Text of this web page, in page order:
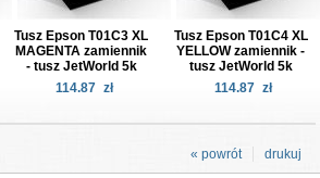
Tusz Epson T01C3 XL
MAGENTA zamiennik
- tusz JetWorld 5k
114.87 zł
Tusz Epson T01C4 XL
YELLOW zamiennik -
tusz JetWorld 5k
114.87 zł
drukuj
« powrót